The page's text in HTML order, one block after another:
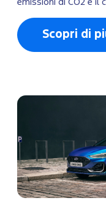
emissioni di CO2 e il
Scopri di